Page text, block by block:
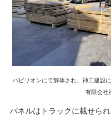
パビリオンにて解体され、神工建設
有限会社
パネルはトラックに載せら